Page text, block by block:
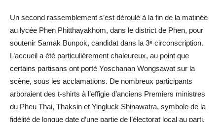
Un second rassemblement s’est déroulé à la fin de la matinée
au lycée Phen Phitthayakhom, dans le district de Phen, pour
soutenir Samak Bunpok, candidat dans la 3ᵉ circonscription.
L’accueil a été particulièrement chaleureux, au point que
certains partisans ont porté Yoschanan Wongsawat sur la
scène, sous les acclamations. De nombreux participants
arboraient des t-shirts à l’effigie d’anciens Premiers ministres
du Pheu Thai, Thaksin et Yingluck Shinawatra, symbole de la
fidélité de longue date d’une partie de l’électorat local au parti.